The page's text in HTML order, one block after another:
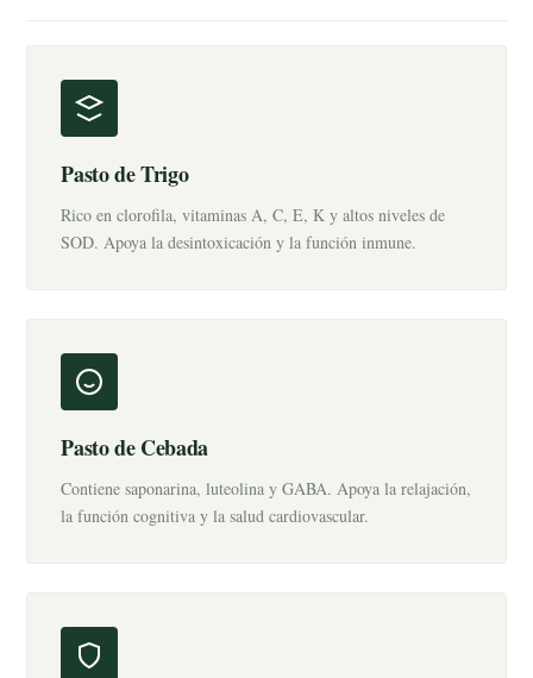
Pasto de Trigo
Rico en clorofila, vitaminas A, C, E, K y altos niveles de
SOD. Apoya la desintoxicación y la función inmune.
Pasto de Cebada
Contiene saponarina, luteolina y GABA. Apoya la relajación,
la función cognitiva y la salud cardiovascular.